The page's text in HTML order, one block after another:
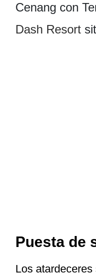
Cenang con
Dash Resort
Puesta de
Los